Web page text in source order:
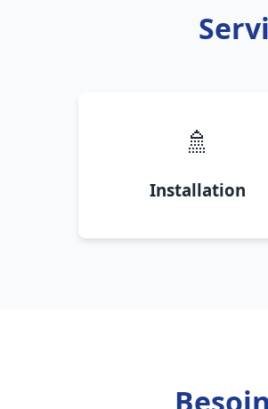
🚿
Installation